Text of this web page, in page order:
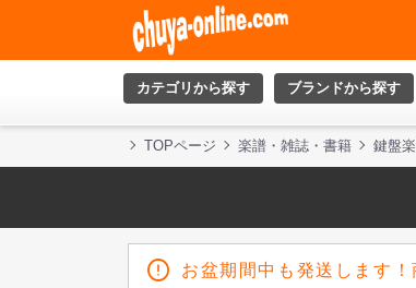
カテゴリから探す ブランドから探す
TOPページ 楽譜・雑誌・書籍 鍵盤
お盆期間中も発送します